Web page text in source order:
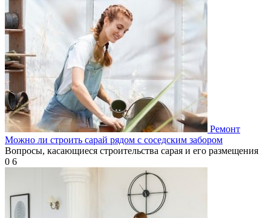
Ремонт
Можно ли строить сарай рядом с соседским забором
Вопросы, касающиеся строительства сарая и его размещения
0 6